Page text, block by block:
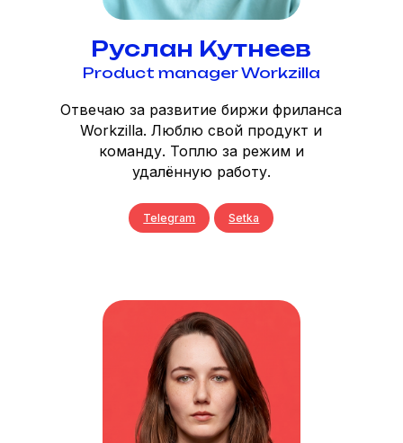
Руслан Кутнеев
Product manager Workzilla
Отвечаю за развитие биржи фриланса
Workzilla. Люблю свой продукт и
команду. Топлю за режим и
удалённую работу.
Telegram Setka